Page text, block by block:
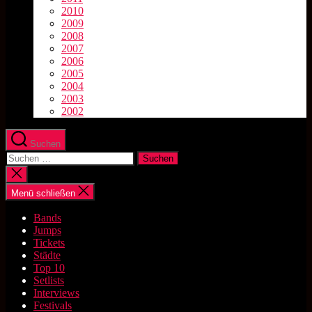
2010
2009
2008
2007
2006
2005
2004
2003
2002
Suchen
Suchen
nach:
Suche
schließen
Menü schließen
Bands
Jumps
Tickets
Städte
Top 10
Setlists
Interviews
Festivals